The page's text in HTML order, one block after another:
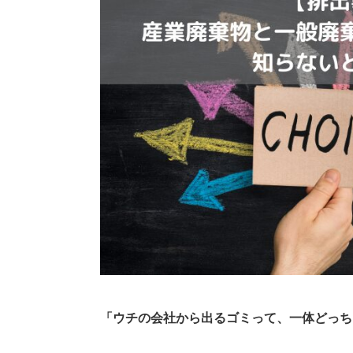
「ウチの会社から出るゴミって、一体どっ